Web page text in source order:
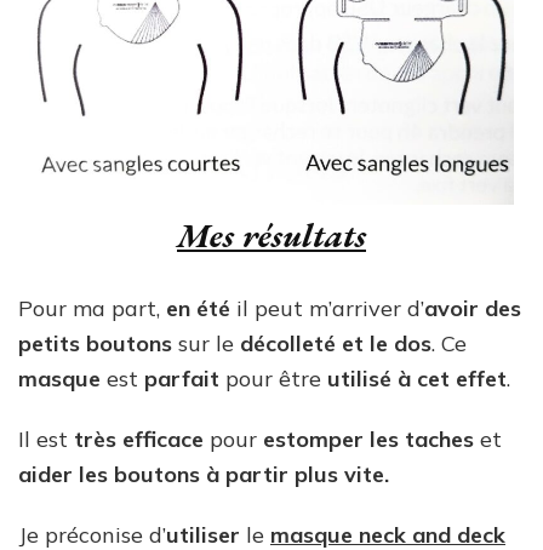
Mes résultats
Pour ma part, en été il peut m’arriver d’avoir des
petits boutons sur le décolleté et le dos. Ce
masque est parfait pour être utilisé à cet effet.
Il est très efficace pour estomper les taches et
aider les boutons à partir plus vite.
Je préconise d’utiliser le masque neck and deck